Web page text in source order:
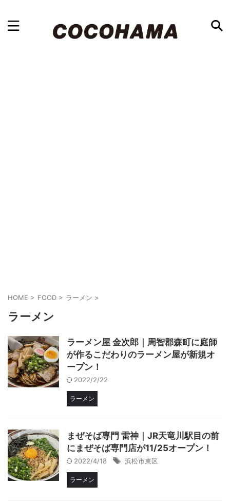
HOME > FOOD > ラーメン >
ラーメン
ラーメン屋 金次郎｜周智郡森町に庭師
が作るこだわりのラーメン屋が新規オ
ープン！
2022/2/22
ラーメン
まぜそば専門 雷神｜JR天竜川駅目の前
にまぜそば専門店が11/25オープン！
2022/4/18 浜松市東区
ラーメン